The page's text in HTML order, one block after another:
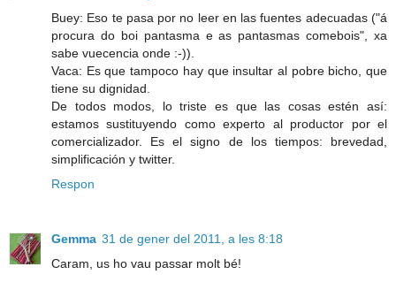
Buey: Eso te pasa por no leer en las fuentes adecuadas ("á
procura do boi pantasma e as pantasmas comebois", xa
sabe vuecencia onde :-)).
Vaca: Es que tampoco hay que insultar al pobre bicho, que
tiene su dignidad.
De todos modos, lo triste es que las cosas estén así:
estamos sustituyendo como experto al productor por el
comercializador. Es el signo de los tiempos: brevedad,
simplificación y twitter.
Respon
Gemma 31 de gener del 2011, a les 8:18
Caram, us ho vau passar molt bé!